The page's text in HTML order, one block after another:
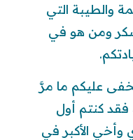
والطيبة التي
ومن هو في
عليكم ما مرَّ
كنتم أول
الأكبر في